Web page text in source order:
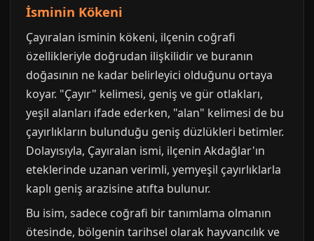
İsminin Kökeni
Çayıralan isminin kökeni, ilçenin coğrafi
özellikleriyle doğrudan ilişkilidir ve buranın
doğasının ne kadar belirleyici olduğunu ortaya
koyar. "Çayır" kelimesi, geniş ve gür otlakları,
yeşil alanları ifade ederken, "alan" kelimesi de bu
çayırlıkların bulunduğu geniş düzlükleri betimler.
Dolayısıyla, Çayıralan ismi, ilçenin Akdağlar'ın
eteklerinde uzanan verimli, yemyeşil çayırlıklarla
kaplı geniş arazisine atıfta bulunur.
Bu isim, sadece coğrafi bir tanımlama olmanın
ötesinde, bölgenin tarihsel olarak hayvancılık ve